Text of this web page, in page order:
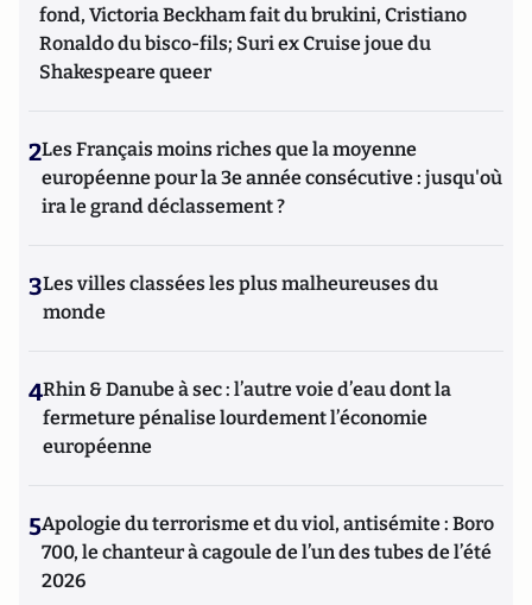
fond, Victoria Beckham fait du brukini, Cristiano
Ronaldo du bisco-fils; Suri ex Cruise joue du
Shakespeare queer
2Les Français moins riches que la moyenne
européenne pour la 3e année consécutive : jusqu'où
ira le grand déclassement ?
3Les villes classées les plus malheureuses du
monde
4Rhin & Danube à sec : l’autre voie d’eau dont la
fermeture pénalise lourdement l’économie
européenne
5Apologie du terrorisme et du viol, antisémite : Boro
700, le chanteur à cagoule de l’un des tubes de l’été
2026